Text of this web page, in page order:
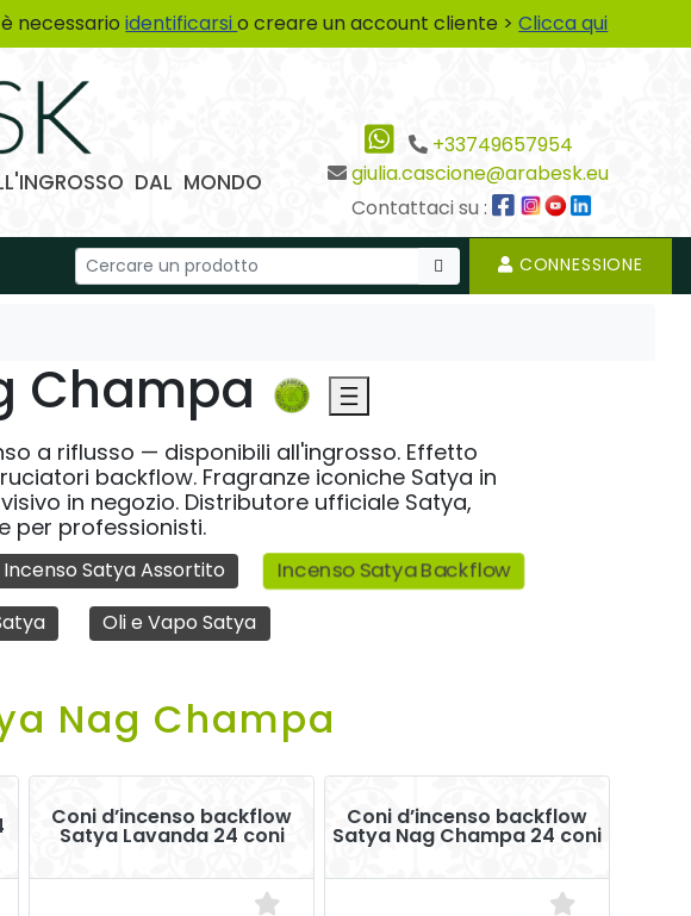
necessarioidentificarsio creare un account cliente >Clicca qui
DAL MONDO
+33749657954
giulia.cascione@arabesk.eu
Contattaci su :
CONNESSIONE
Champa
a riflusso — disponibili all'ingrosso. Effetto
backflow. Fragranze iconiche Satya in
in negozio. Distributore ufficiale Satya,
per professionisti.
Incenso Satya Assortito
Incenso Satya Backflow
Oli e Vapo Satya
Nag Champa
Coni d’incenso backflow
Satya Lavanda 24 coni
Coni d’incenso backflow
Satya Nag Champa 24 coni